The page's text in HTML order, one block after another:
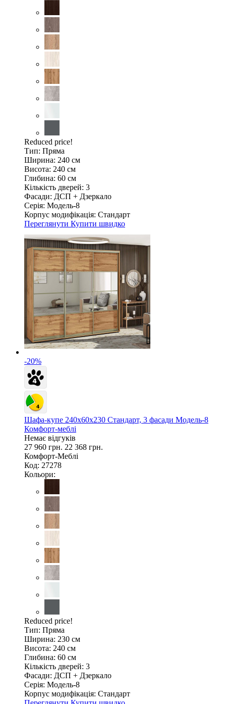
Reduced price!
Тип: Пряма
Ширина: 240 см
Висота: 240 см
Глибина: 60 см
Кількість дверей: 3
Фасади: ДСП + Дзеркало
Серія: Модель-8
Корпус модифікація: Стандарт
Переглянути Купити швидко
-20%
Шафа-купе 240х60х230 Стандарт, 3 фасади Модель-8
Комфорт-меблі
Немає відгуків
27 960 грн. 22 368 грн.
Комфорт-Меблі
Код: 27278
Кольори:
Reduced price!
Тип: Пряма
Ширина: 230 см
Висота: 240 см
Глибина: 60 см
Кількість дверей: 3
Фасади: ДСП + Дзеркало
Серія: Модель-8
Корпус модифікація: Стандарт